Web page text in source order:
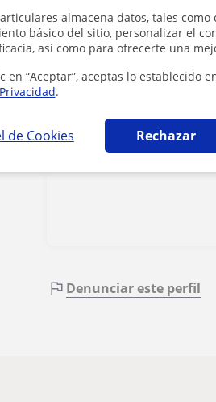
almacena datos, tales como
básico del sitio, personalizar el
así como para ofrecerte una
en “Aceptar”, aceptas lo establecido
.
de Cookies Rechazar
1ª clase gratis
Denunciar este perfil